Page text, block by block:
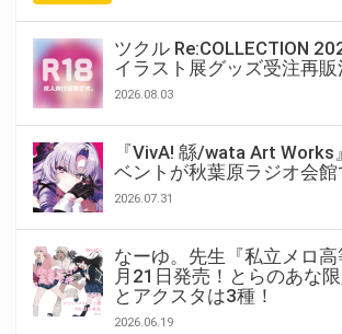
ツクル Re:COLLECTION
イラスト展グッズ受注再販
2026.08.03
『VivA! 緜/wata Art Works
ベントが秋葉原ラジオ会館
2026.07.31
なーゆ。先生『私立メロ
月21日発売！とらのあな
とアクスタは3種！
2026.06.19